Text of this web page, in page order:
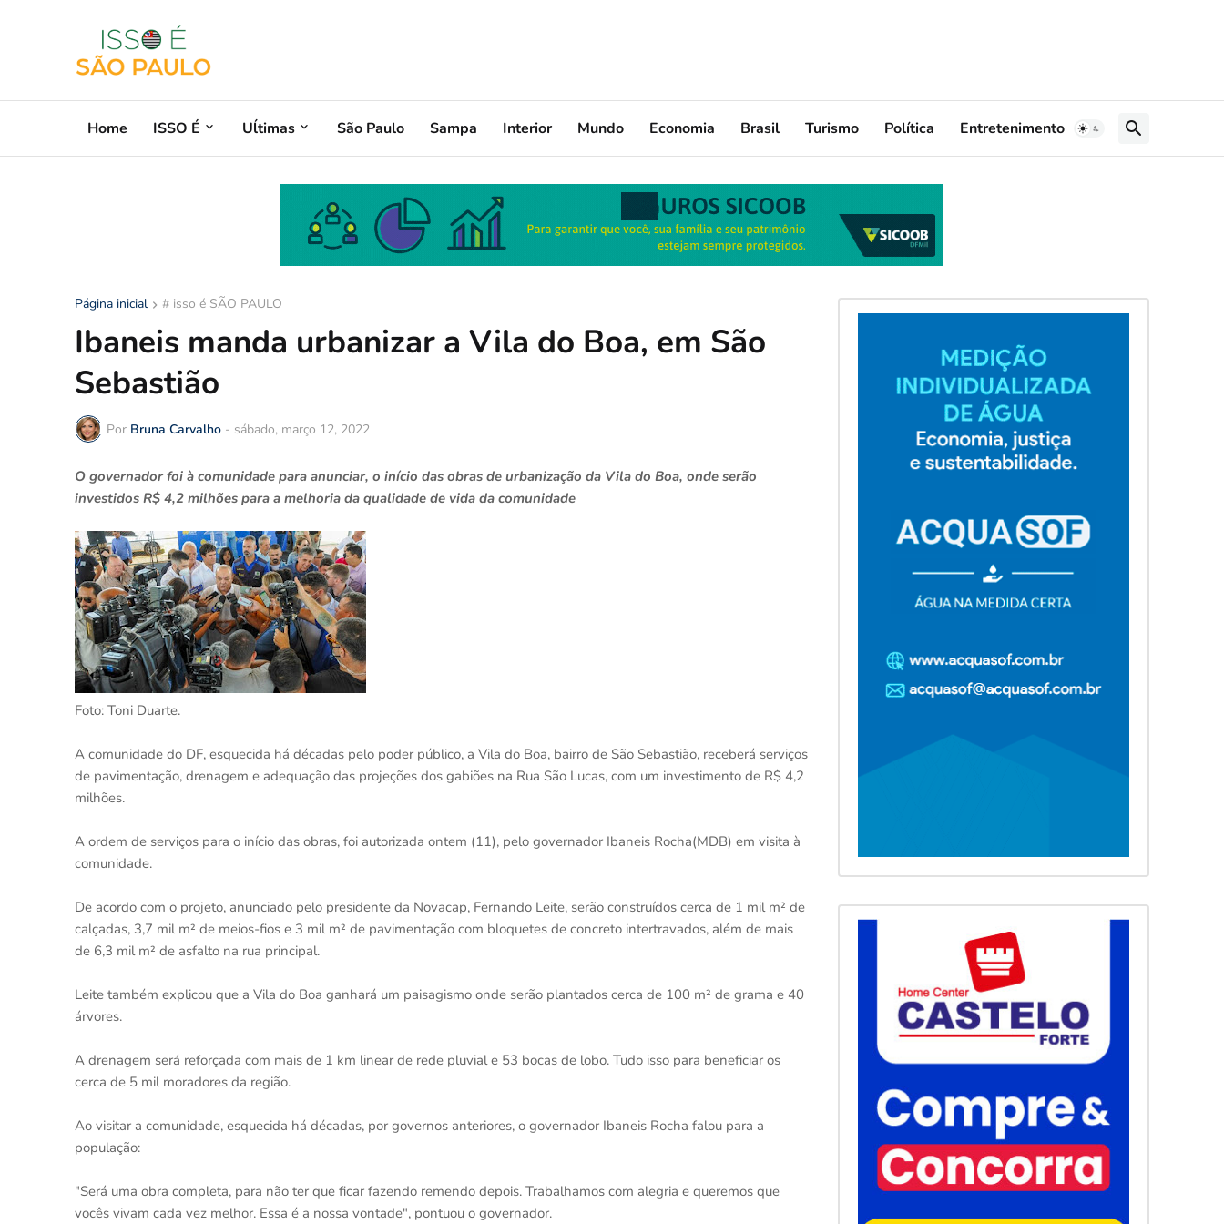
Home ISSO É Uĺtimas São Paulo Sampa Interior Mundo Economia Brasil Turismo Política Entretenimento
Página inicial # isso é SÃO PAULO
Ibaneis manda urbanizar a Vila do Boa, em São
Sebastião
Por Bruna Carvalho - sábado, março 12, 2022
O governador foi à comunidade para anunciar, o início das obras de urbanização da Vila do Boa, onde serão
investidos R$ 4,2 milhões para a melhoria da qualidade de vida da comunidade
Foto: Toni Duarte.
A comunidade do DF, esquecida há décadas pelo poder público, a Vila do Boa, bairro de São Sebastião, receberá serviços
de pavimentação, drenagem e adequação das projeções dos gabiões na Rua São Lucas, com um investimento de R$ 4,2
milhões.
A ordem de serviços para o início das obras, foi autorizada ontem (11), pelo governador Ibaneis Rocha(MDB) em visita à
comunidade.
De acordo com o projeto, anunciado pelo presidente da Novacap, Fernando Leite, serão construídos cerca de 1 mil m² de
calçadas, 3,7 mil m² de meios-fios e 3 mil m² de pavimentação com bloquetes de concreto intertravados, além de mais
de 6,3 mil m² de asfalto na rua principal.
Leite também explicou que a Vila do Boa ganhará um paisagismo onde serão plantados cerca de 100 m² de grama e 40
árvores.
A drenagem será reforçada com mais de 1 km linear de rede pluvial e 53 bocas de lobo. Tudo isso para beneficiar os
cerca de 5 mil moradores da região.
Ao visitar a comunidade, esquecida há décadas, por governos anteriores, o governador Ibaneis Rocha falou para a
população:
"Será uma obra completa, para não ter que ficar fazendo remendo depois. Trabalhamos com alegria e queremos que
vocês vivam cada vez melhor. Essa é a nossa vontade", pontuou o governador.